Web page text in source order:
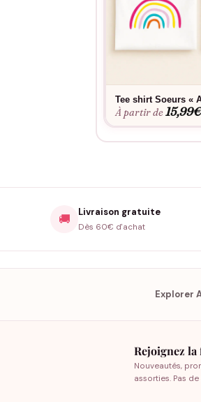
Tee shirt Soeurs «
À partir de15,99€
🚚 Livraison gratuite
Dès 60€ d'achat
Explorer
Rejoignez
Nouveautés,
assorties. Pas